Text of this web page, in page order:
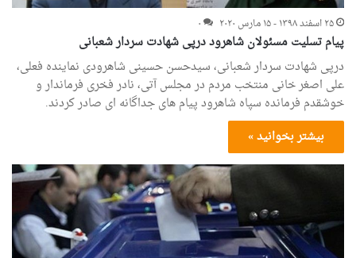
۲۵ اسفند ۱۳۹۸ - ۱۵ مارس ۲۰۲۰
۰
پیام تسلیت مسئولان شاهرود درپی شهادت سردار شعبانی
درپی شهادت سردار شعبانی، سیدحسن حسینی شاهرودی نماینده فعلی،
علی اصغر خانی منتخب مردم در مجلس آتی، نادر فخری فرماندار و
خوشقدم فرمانده سپاه شاهرود پیام های جداگانه ای صادر کردند.
بیشتر بخوانید »